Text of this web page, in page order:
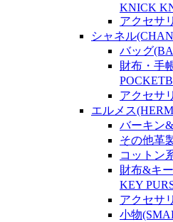
KNICK
アクセサ
シャネル
バッグ
財布・手
アクセサ
エルメス
バーキン
その他革
コットン
財布&キ
KEY
アクセサ
小物